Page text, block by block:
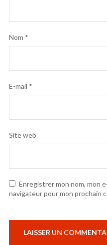
Nom *
E-mail *
Site web
Enregistrer mon nom, mon
navigateur pour mon prochain